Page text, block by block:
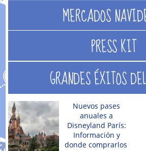
MERCADOS
PRESS KIT
GRANDES ÉXITOS
Nuevos pases
anuales a
Disneyland París:
Información y
donde comprarlos